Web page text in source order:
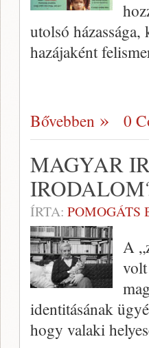
utolsó
hazájaként
Bővebben 0
MAGYAR
ÍRTA: POMOGÁTS
A
identitásának
hogy valaki